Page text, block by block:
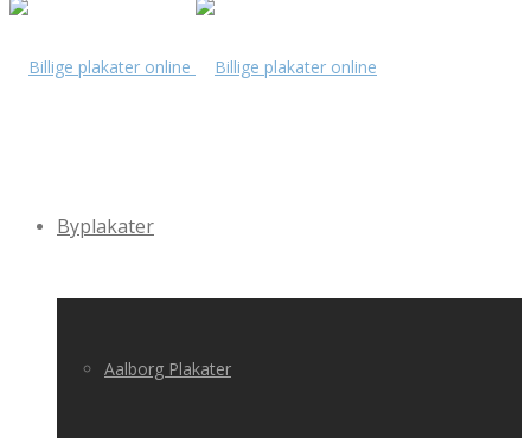
Byplakater
Aalborg Plakater